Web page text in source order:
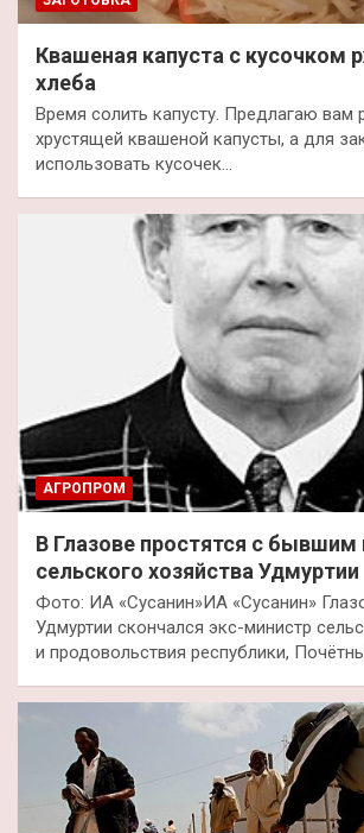
Квашеная капуста с кусочком
хлеба
Время солить капусту. Предлагаю вам
хрустящей квашеной капусты, а для
использовать кусочек…
АГРОПРОМ
В Глазове простятся с
сельского хозяйства Удмуртии
Фото: ИА «Сусанин»ИА «Сусанин»
Удмуртии скончался экс-министр
и продовольствия республики,